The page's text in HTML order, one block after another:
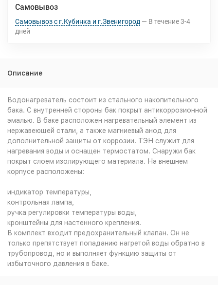
Самовывоз
Самовывоз с г.Кубинка и г.Звенигород В течение3-4
дней
Описание
Водонагреватель состоит из стального накопительного
бака. С внутренней стороны бак покрыт антикоррозионной
эмалью. В баке расположен нагревательный элемент из
нержавеющей стали, а также магниевый анод для
дополнительной защиты от коррозии. ТЭН служит для
нагревания воды и оснащен термостатом. Снаружи бак
покрыт слоем изолирующего материала. На внешнем
корпусе расположены:
индикатор температуры,
контрольная лампа,
ручка регулировки температуры воды,
кронштейны для настенного крепления.
В комплект входит предохранительный клапан. Он не
только препятствует попаданию нагретой воды обратно в
трубопровод, но и выполняет функцию защиты от
избыточного давления в баке.